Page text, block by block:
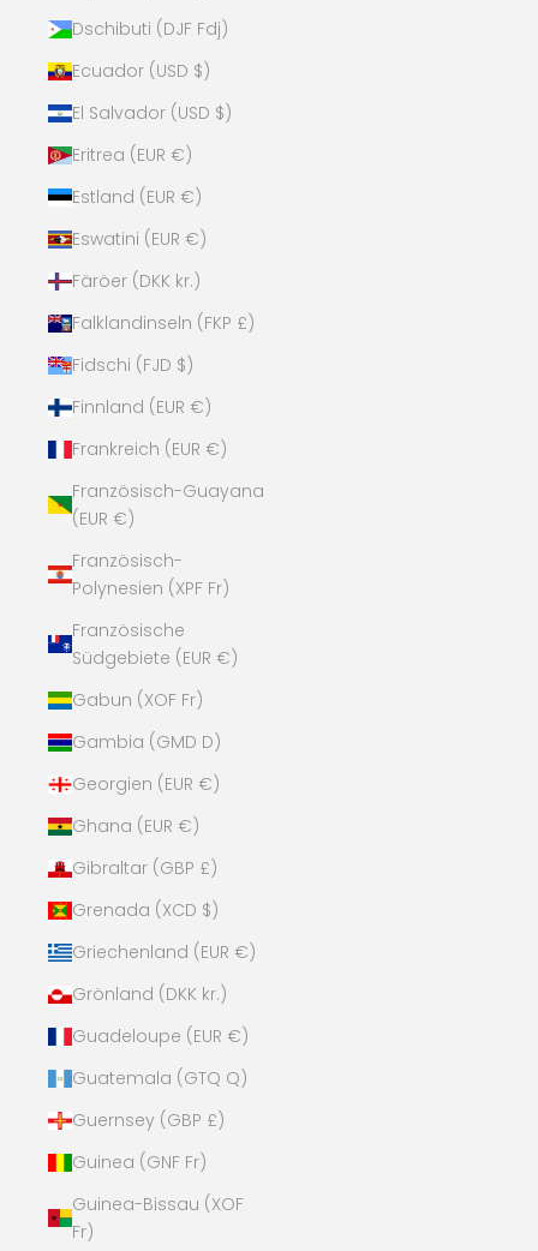
Dschibuti (DJF Fdj)
Ecuador (USD $)
El Salvador (USD $)
Eritrea (EUR €)
Estland (EUR €)
Eswatini (EUR €)
Färöer (DKK kr.)
Falklandinseln (FKP £)
Fidschi (FJD $)
Finnland (EUR €)
Frankreich (EUR €)
Französisch-Guayana
(EUR €)
Französisch-
Polynesien (XPF Fr)
Französische
Südgebiete (EUR €)
Gabun (XOF Fr)
Gambia (GMD D)
Georgien (EUR €)
Ghana (EUR €)
Gibraltar (GBP £)
Grenada (XCD $)
Griechenland (EUR €)
Grönland (DKK kr.)
Guadeloupe (EUR €)
Guatemala (GTQ Q)
Guernsey (GBP £)
Guinea (GNF Fr)
Guinea-Bissau (XOF
Fr)